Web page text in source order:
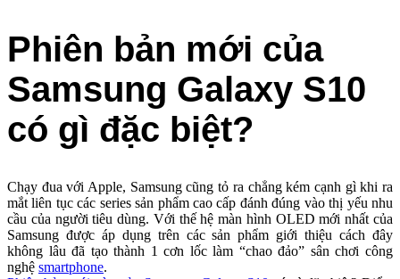
Phiên bản mới của
Samsung Galaxy S10
có gì đặc biệt?
Chạy đua với Apple, Samsung cũng tỏ ra chẳng kém cạnh gì khi ra
mắt liên tục các series sản phẩm cao cấp đánh đúng vào thị yếu nhu
cầu của người tiêu dùng. Với thế hệ màn hình OLED mới nhất của
Samsung được áp dụng trên các sản phẩm giới thiệu cách đây
không lâu đã tạo thành 1 cơn lốc làm “chao đảo” sân chơi công
nghệ smartphone.